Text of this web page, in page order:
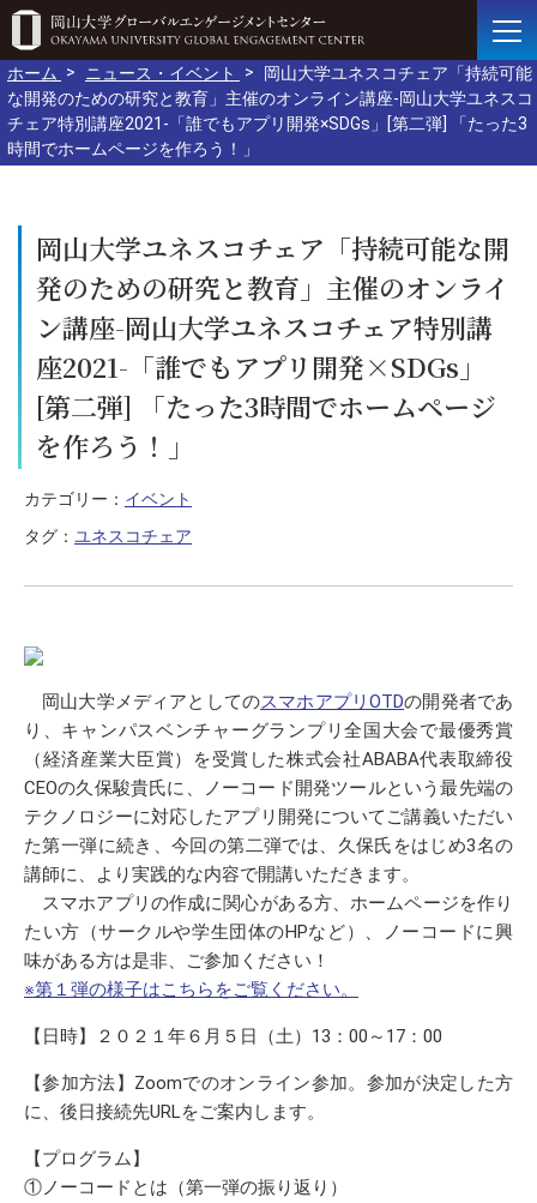
ホーム ニュース・イベント
岡山大学ユネスコチェア「持続可能
な開発のための研究と教育」主催のオンライン講座-岡山大学ユネスコ
チェア特別講座2021-「誰でもアプリ開発×SDGs」[第二弾] 「たった3
時間でホームページを作ろう！」
岡山大学ユネスコチェア「持続可能な開
発のための研究と教育」主催のオンライ
ン講座-岡山大学ユネスコチェア特別講
座2021-「誰でもアプリ開発×SDGs」
[第二弾] 「たった3時間でホームページ
を作ろう！」
カテゴリー： イベント
タグ： ユネスコチェア
岡山大学メディアとしてのスマホアプリOTDの開発者であ
り、キャンパスベンチャーグランプリ全国大会で最優秀賞
（経済産業大臣賞）を受賞した株式会社ABABA代表取締役
CEOの久保駿貴氏に、ノーコード開発ツールという最先端の
テクノロジーに対応したアプリ開発についてご講義いただい
た第一弾に続き、今回の第二弾では、久保氏をはじめ3名の
講師に、より実践的な内容で開講いただきます。
スマホアプリの作成に関心がある方、ホームページを作り
たい方（サークルや学生団体のHPなど）、ノーコードに興
味がある方は是非、ご参加ください！
※第１弾の様子はこちらをご覧ください。
【日時】２０２１年６月５日（土）13：00～17：00
【参加方法】Zoomでのオンライン参加。参加が決定した方
に、後日接続先URLをご案内します。
【プログラム】
①ノーコードとは（第一弾の振り返り）